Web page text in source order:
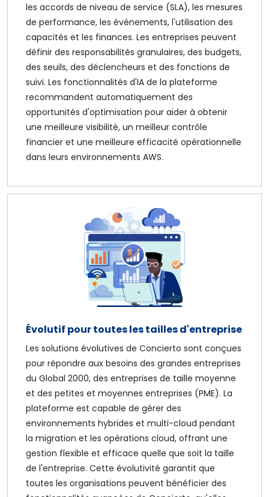
les accords de niveau de service (SLA), les mesures
de performance, les événements, l'utilisation des
capacités et les finances. Les entreprises peuvent
définir des responsabilités granulaires, des budgets,
des seuils, des déclencheurs et des fonctions de
suivi. Les fonctionnalités d'IA de la plateforme
recommandent automatiquement des
opportunités d'optimisation pour aider à obtenir
une meilleure visibilité, un meilleur contrôle
financier et une meilleure efficacité opérationnelle
dans leurs environnements AWS.
Évolutif pour toutes les tailles d'entreprise
Les solutions évolutives de Concierto sont conçues
pour répondre aux besoins des grandes entreprises
du Global 2000, des entreprises de taille moyenne
et des petites et moyennes entreprises (PME). La
plateforme est capable de gérer des
environnements hybrides et multi-cloud pendant
la migration et les opérations cloud, offrant une
gestion flexible et efficace quelle que soit la taille
de l'entreprise. Cette évolutivité garantit que
toutes les organisations peuvent bénéficier des